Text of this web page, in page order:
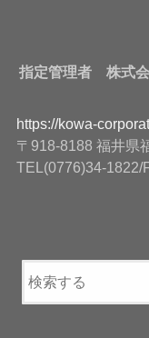
指定管理者 株式
https://kowa-
〒918-8188 福井県
TEL(0776)34-1822/